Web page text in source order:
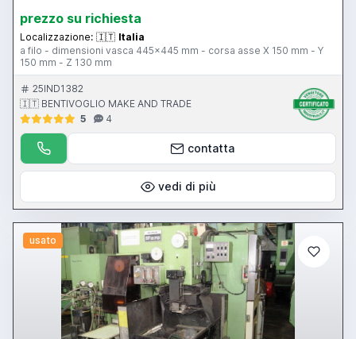
prezzo su richiesta
Localizzazione: 🇮🇹 Italia
a filo - dimensioni vasca 445x445 mm - corsa asse X 150 mm - Y
150 mm - Z 130 mm
25IND1382
🇮🇹 BENTIVOGLIO MAKE AND TRADE
5
4
contatta
vedi di più
usato